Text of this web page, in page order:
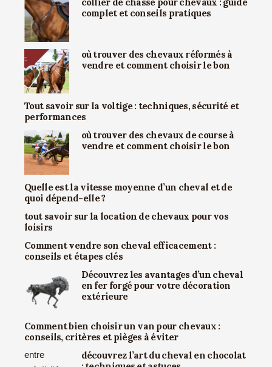
complet et conseils pratiques
où trouver des chevaux réformés à
vendre et comment choisir le bon
Tout savoir sur la voltige : techniques, sécurité et
performances
où trouver des chevaux de course à
vendre et comment choisir le bon
Quelle est la vitesse moyenne d’un cheval et de
quoi dépend-elle ?
tout savoir sur la location de chevaux pour vos
loisirs
Comment vendre son cheval efficacement :
conseils et étapes clés
Découvrez les avantages d’un cheval
en fer forgé pour votre décoration
extérieure
Comment bien choisir un van pour chevaux :
conseils, critères et pièges à éviter
découvrez l’art du cheval en chocolat